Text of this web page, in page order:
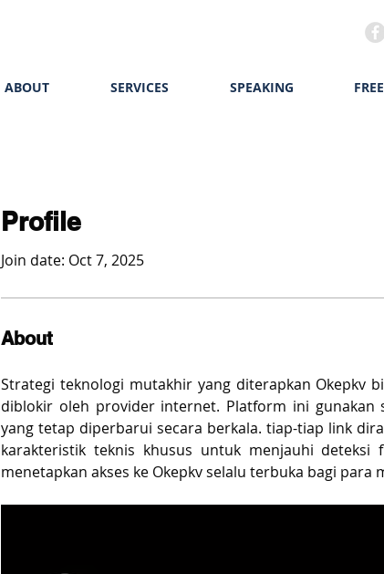
ABOUT SERVICES SPEAKING
Profile
Join date: Oct 7, 2025
About
Strategi teknologi mutakhir yang diterapkan Okepkv
diblokir oleh provider internet. Platform ini gunakan
yang tetap diperbarui secara berkala. tiap-tiap link
karakteristik teknis khusus untuk menjauhi deteksi
menetapkan akses ke Okepkv selalu terbuka bagi para